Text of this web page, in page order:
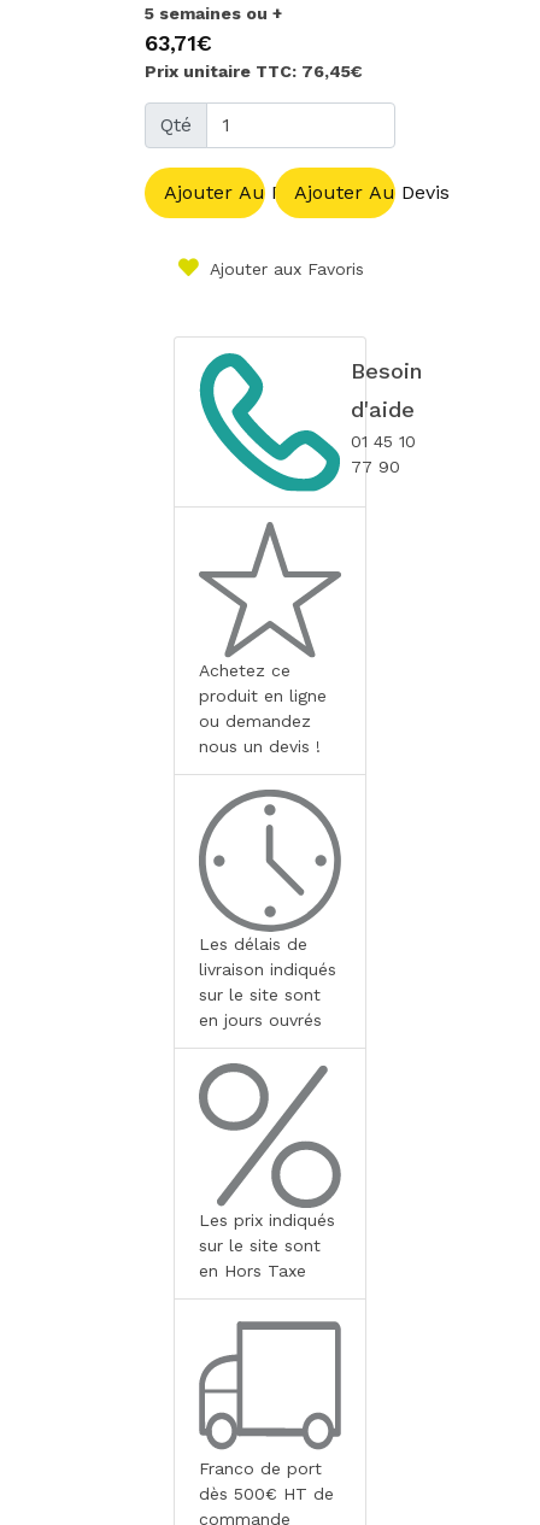
5 semaines ou +
63,71€
Prix unitaire TTC: 76,45€
Qté
Ajouter Au PanierAjouter Au Devis
Ajouter aux Favoris
Besoin
d'aide
01 45 10
77 90
Achetez ce
produit en ligne
ou demandez
nous un devis !
Les délais de
livraison indiqués
sur le site sont
en jours ouvrés
Les prix indiqués
sur le site sont
en Hors Taxe
Franco de port
dès 500€ HT de
commande